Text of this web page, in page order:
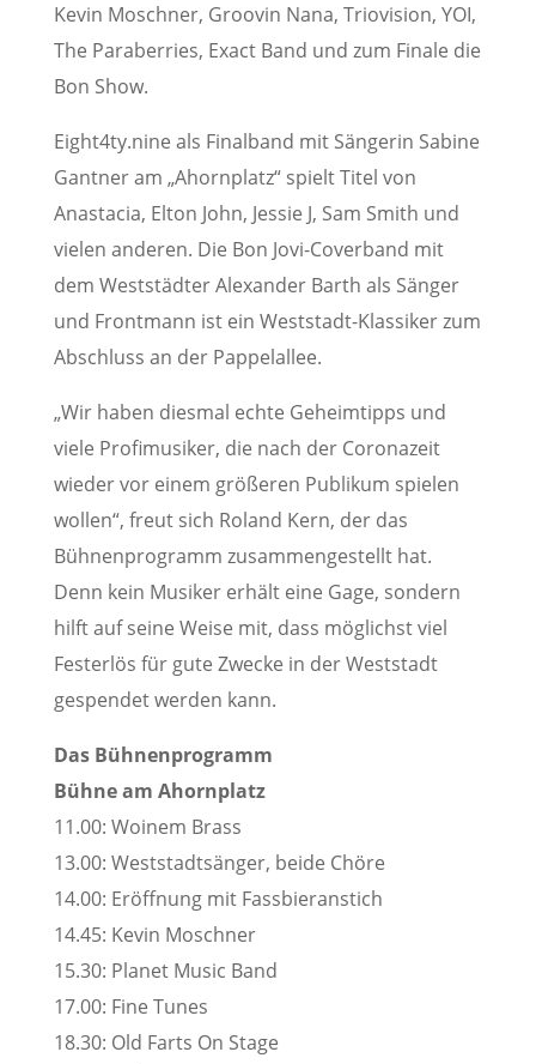
Kevin Moschner, Groovin Nana, Triovision, YOI,
The Paraberries, Exact Band und zum Finale die
Bon Show.
Eight4ty.nine als Finalband mit Sängerin Sabine
Gantner am „Ahornplatz“ spielt Titel von
Anastacia, Elton John, Jessie J, Sam Smith und
vielen anderen. Die Bon Jovi-Coverband mit
dem Weststädter Alexander Barth als Sänger
und Frontmann ist ein Weststadt-Klassiker zum
Abschluss an der Pappelallee.
„Wir haben diesmal echte Geheimtipps und
viele Profimusiker, die nach der Coronazeit
wieder vor einem größeren Publikum spielen
wollen“, freut sich Roland Kern, der das
Bühnenprogramm zusammengestellt hat.
Denn kein Musiker erhält eine Gage, sondern
hilft auf seine Weise mit, dass möglichst viel
Festerlös für gute Zwecke in der Weststadt
gespendet werden kann.
Das Bühnenprogramm
Bühne am Ahornplatz
11.00: Woinem Brass
13.00: Weststadtsänger, beide Chöre
14.00: Eröffnung mit Fassbieranstich
14.45: Kevin Moschner
15.30: Planet Music Band
17.00: Fine Tunes
18.30: Old Farts On Stage